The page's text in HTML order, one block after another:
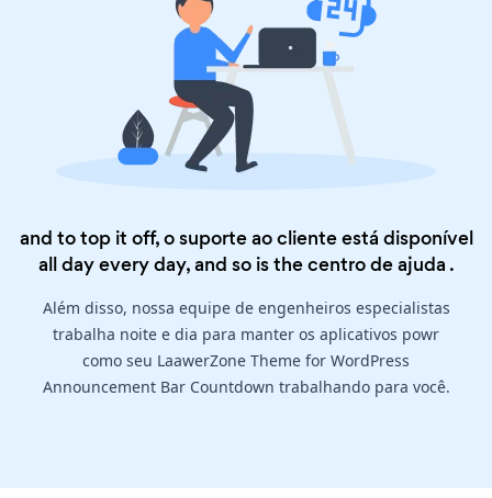
and to top it off, o suporte ao cliente está disponível
all day every day, and so is thecentro de ajuda .
Além disso, nossa equipe de engenheiros especialistas
trabalha noite e dia para manter os aplicativos powr
como seu LaawerZone Theme for WordPress
Announcement Bar Countdown trabalhando para você.